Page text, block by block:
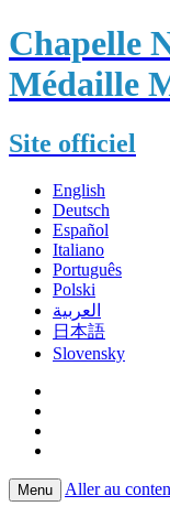
Chapelle
Médaille
Site officiel
English
Deutsch
Español
Italiano
Português
Polski
العربية
日本語
Slovensky
Menu Aller au